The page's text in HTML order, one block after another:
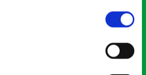
Musicali